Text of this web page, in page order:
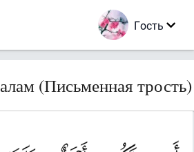
Гость
(Письменная трость)